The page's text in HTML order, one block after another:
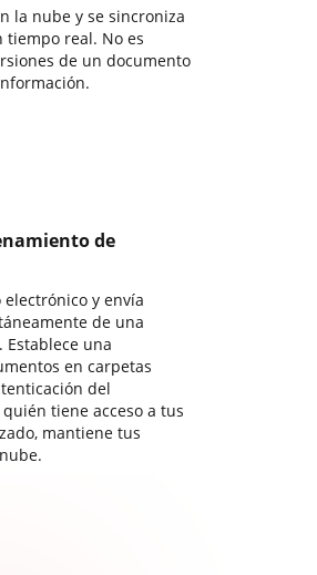
la nube y se sincroniza
tiempo real. No es
de un documento
de
y envía
de una
Establece una
en carpetas
del
tiene acceso a tus
mantiene tus